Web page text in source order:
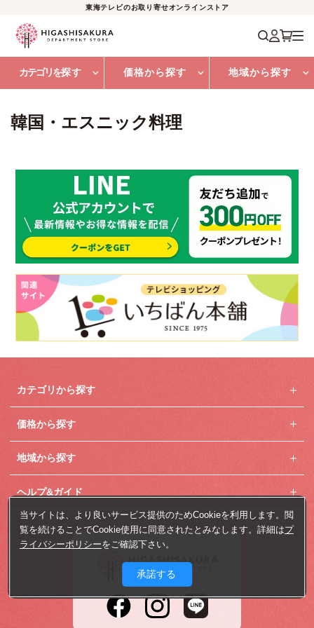
東海テレビのお取り寄せオンラインストア
カテゴリを探す 価格から探す 地域から探す
韓国・エスニック料理
カテゴリから探す
価格から探す
地域から探す
ヘルプ&ガイド
当サイトは、より良いサービス提供のためCookieを利用します。閲
覧を続けることでCookie使用に同意されたとみなします。詳細はプ
ライバシーポリシーをご確認下さい。
承諾する